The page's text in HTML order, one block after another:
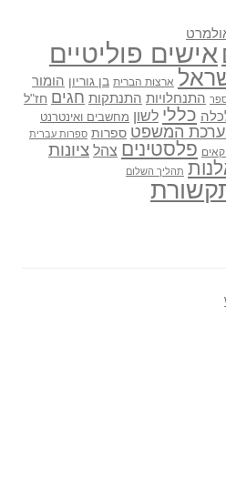
אישים פוליטיים
ארצות הברית בן גוריון הומור
התנחלויות התנתקות חגים חז"ל
כללי לשון מחשבים ואינטרנט
המשפט ספרות ספרות עברית
פלסטינים צהל ציונות
תהליך השלום